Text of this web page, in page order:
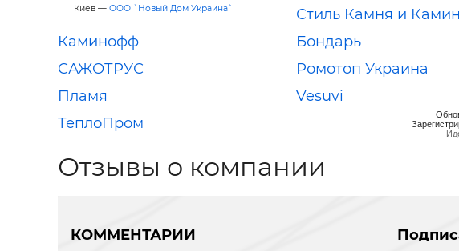
Киев — ООО `Новый Дом Украина`
Стиль Камня и
Каминофф
Бондарь
САЖОТРУС
Ромотоп Украина
Пламя
Vesuvi
ТеплоПром
Отзывы о компании
КОММЕНТАРИИ